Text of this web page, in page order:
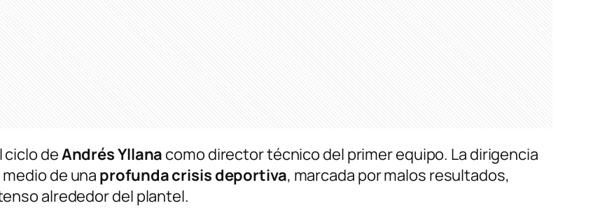
ciclo deAndrés Yllana como director técnico del primer equipo. La dirigencia
de unaprofunda crisis deportiva, marcada por malos resultados,
alrededor del plantel.